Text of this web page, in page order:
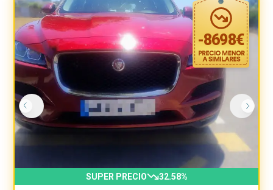
-8698€
SUPER PRECIO 32.58%